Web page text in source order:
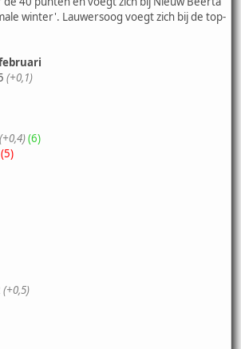
winter'. Lauwersoog voegt zich bij de top-
(+0,1)
(+0,4)(6)
(5)
(+0,5)